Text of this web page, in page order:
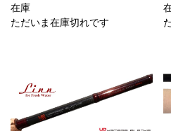
在庫
ただいま在庫切れです